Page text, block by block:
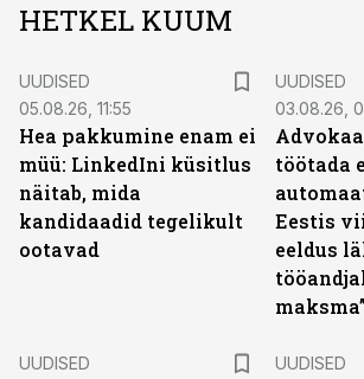
HETKEL KUUM
UUDISED
05.08.26, 11:55
Hea pakkumine enam ei
müü: LinkedIni küsitlus
näitab, mida
kandidaadid tegelikult
ootavad
UUDISED
03.08.26,
töötada
Eestis
eeldus
maksma”
UUDISED
UUDISED